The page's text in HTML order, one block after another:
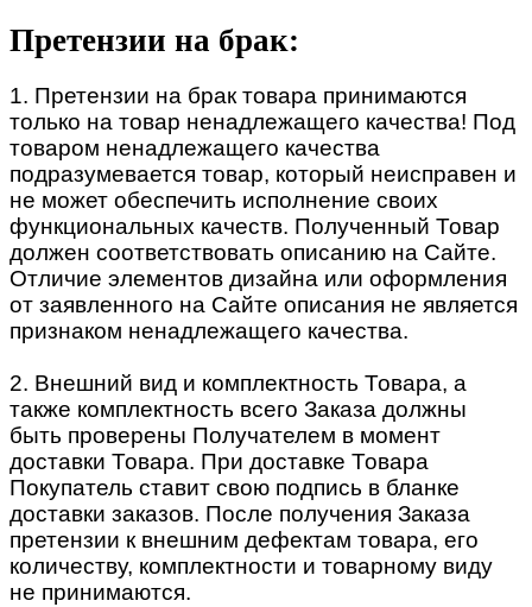
Претензии на брак:
1. Претензии на брак товара принимаются
только на товар ненадлежащего качества! Под
товаром ненадлежащего качества
подразумевается товар, который неисправен и
не может обеспечить исполнение своих
функциональных качеств. Полученный Товар
должен соответствовать описанию на Сайте.
Отличие элементов дизайна или оформления
от заявленного на Сайте описания не является
признаком ненадлежащего качества.
2. Внешний вид и комплектность Товара, а
также комплектность всего Заказа должны
быть проверены Получателем в момент
доставки Товара. При доставке Товара
Покупатель ставит свою подпись в бланке
доставки заказов. После получения Заказа
претензии к внешним дефектам товара, его
количеству, комплектности и товарному виду
не принимаются.